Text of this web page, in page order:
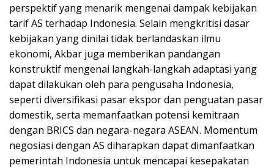
perspektif yang menarik mengenai dampak kebijakan
tarif AS terhadap Indonesia. Selain mengkritisi dasar
kebijakan yang dinilai tidak berlandaskan ilmu
ekonomi, Akbar juga memberikan pandangan
konstruktif mengenai langkah-langkah adaptasi yang
dapat dilakukan oleh para pengusaha Indonesia,
seperti diversifikasi pasar ekspor dan penguatan pasar
domestik, serta memanfaatkan potensi kemitraan
dengan BRICS dan negara-negara ASEAN. Momentum
negosiasi dengan AS diharapkan dapat dimanfaatkan
pemerintah Indonesia untuk mencapai kesepakatan